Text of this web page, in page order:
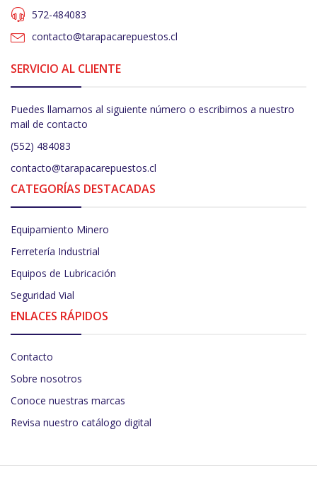
572-484083
contacto@tarapacarepuestos.cl
SERVICIO AL CLIENTE
Puedes llamarnos al siguiente número o escribirnos a nuestro
mail de contacto
(552) 484083
contacto@tarapacarepuestos.cl
CATEGORÍAS DESTACADAS
Equipamiento Minero
Ferretería Industrial
Equipos de Lubricación
Seguridad Vial
ENLACES RÁPIDOS
Contacto
Sobre nosotros
Conoce nuestras marcas
Revisa nuestro catálogo digital